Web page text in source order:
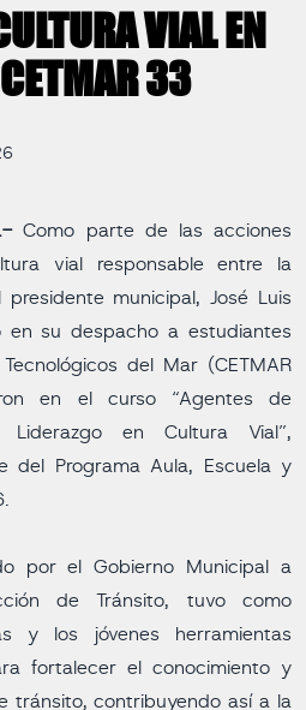
VIAL EN
33
Como parte de las acciones
vial responsable entre la
municipal, José Luis
en su despacho a estudiantes
del Mar (CETMAR
en el curso “Agentes de
Liderazgo en Cultura Vial”,
del Programa Aula, Escuela y
por el Gobierno Municipal a
de Tránsito, tuvo como
y los jóvenes herramientas
fortalecer el conocimiento y
tránsito, contribuyendo así a la